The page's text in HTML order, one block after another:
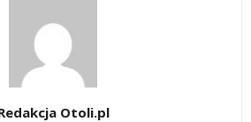
Otoli.pl